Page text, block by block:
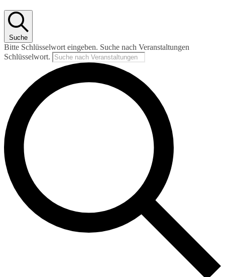
Suche
Bitte Schlüsselwort eingeben. Suche nach Veranstaltungen
Schlüsselwort.